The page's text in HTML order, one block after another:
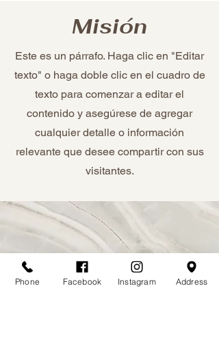
Misión
Este es un párrafo. Haga clic en "Editar
texto" o haga doble clic en el cuadro de
texto para comenzar a editar el
contenido y asegúrese de agregar
cualquier detalle o información
relevante que desee compartir con sus
visitantes.
Phone Facebook Instagram Address